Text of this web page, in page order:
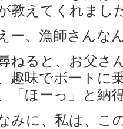
教えてくれまし
えー、漁師さんな
ねると、お父さ
趣味でボートに
「ほーっ」と納
みに、私は、こ